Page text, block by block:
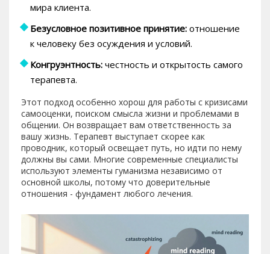
мира клиента.
Безусловное позитивное принятие: отношение
к человеку без осуждения и условий.
Конгруэнтность: честность и открытость самого
терапевта.
Этот подход особенно хорош для работы с кризисами
самооценки, поиском смысла жизни и проблемами в
общении. Он возвращает вам ответственность за
вашу жизнь. Терапевт выступает скорее как
проводник, который освещает путь, но идти по нему
должны вы сами. Многие современные специалисты
используют элементы гуманизма независимо от
основной школы, потому что доверительные
отношения - фундамент любого лечения.